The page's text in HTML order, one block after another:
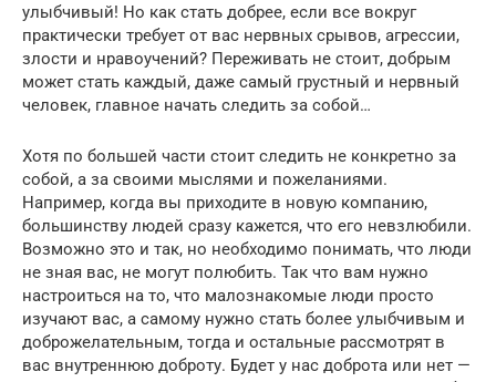
улыбчивый! Но как стать добрее, если все вокруг
практически требует от вас нервных срывов, агрессии,
злости и нравоучений? Переживать не стоит, добрым
может стать каждый, даже самый грустный и нервный
человек, главное начать следить за собой…
Хотя по большей части стоит следить не конкретно за
собой, а за своими мыслями и пожеланиями.
Например, когда вы приходите в новую компанию,
большинству людей сразу кажется, что его невзлюбили.
Возможно это и так, но необходимо понимать, что люди
не зная вас, не могут полюбить. Так что вам нужно
настроиться на то, что малознакомые люди просто
изучают вас, а самому нужно стать более улыбчивым и
доброжелательным, тогда и остальные рассмотрят в
вас внутреннюю доброту. Будет у нас доброта или нет —